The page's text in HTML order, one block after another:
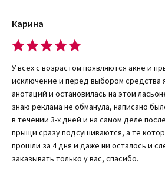
будущем.
Активизация барьерной функции.
Осветление и разглаживание дермы.
Применение
Производитель рекомендует
при помощи профессиональной пенки
«Ультра». После проведения процедуры
Карина
У всех с возрастом появляются акне и
исключение и перед выбором средства
анотаций и остановилась на этом
знаю реклама не обманула, написано
в течении 3-х дней и на самом деле
прыщи сразу подсушиваются, а те
прошли за 4 дня и даже ни осталось и
заказывать только у вас, спасибо.